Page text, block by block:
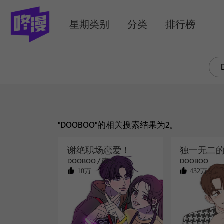
星期类别 分类 排行榜
"DOOBOO"的相关搜索结果为2。
谢绝职场恋爱！
DOOBOO / 南琇
10万
独一无二
DOOBOO
432万